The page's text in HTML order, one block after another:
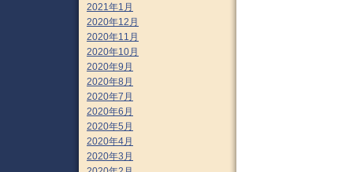
2021年1月
2020年12月
2020年11月
2020年10月
2020年9月
2020年8月
2020年7月
2020年6月
2020年5月
2020年4月
2020年3月